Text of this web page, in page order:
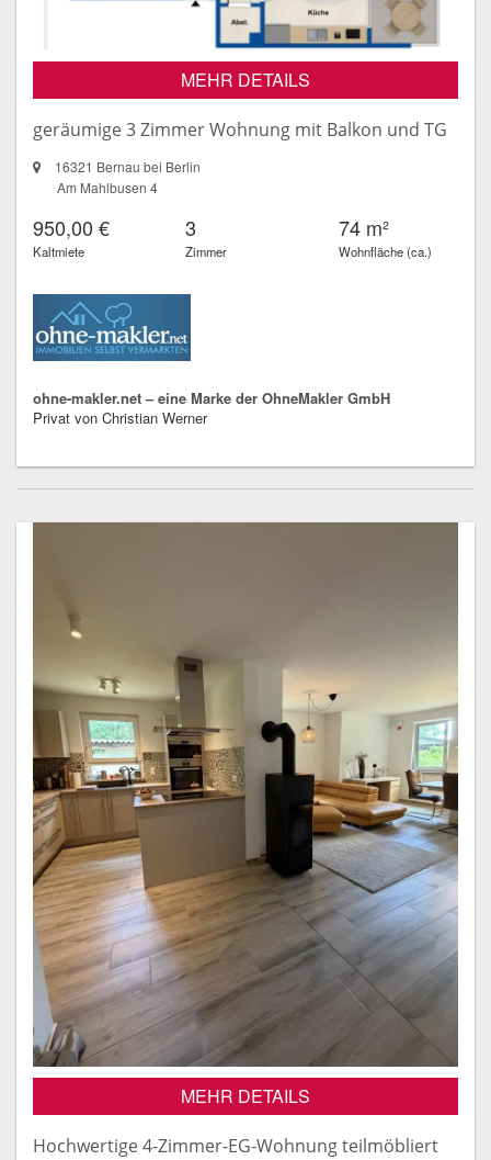
MEHR DETAILS
geräumige 3 Zimmer Wohnung mit Balkon und TG
16321 Bernau bei Berlin
Am Mahlbusen 4
950,00 €
Kaltmiete
3
Zimmer
74 m²
Wohnfläche (ca.)
ohne-makler.net – eine Marke der OhneMakler GmbH
Privat von Christian Werner
MEHR DETAILS
Hochwertige 4-Zimmer-EG-Wohnung teilmöbliert